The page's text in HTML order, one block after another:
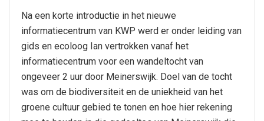
Na een korte introductie in het nieuwe
informatiecentrum van KWP werd er onder leiding van
gids en ecoloog Ian vertrokken vanaf het
informatiecentrum voor een wandeltocht van
ongeveer 2 uur door Meinerswijk. Doel van de tocht
was om de biodiversiteit en de uniekheid van het
groene cultuur gebied te tonen en hoe hier rekening